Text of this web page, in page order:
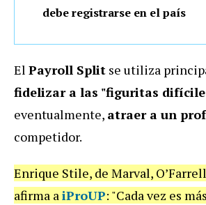
debe registrarse en el país
El Payroll Split se utiliza
fidelizar a las "figuritas
eventualmente, atraer a un
competidor.
Enrique Stile, de Marval,
afirma aiProUP: "Cada vez es más